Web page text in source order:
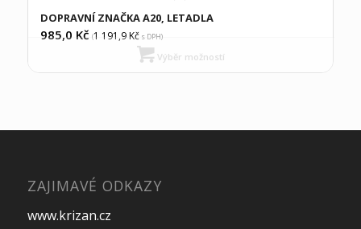
DOPRAVNÍ ZNAČKA A20, LETADLA
985,0 Kč (1 191,9Kčs DPH)
Výběr možností
ZAJIMAVÉ ODKAZY
www.krizan.cz